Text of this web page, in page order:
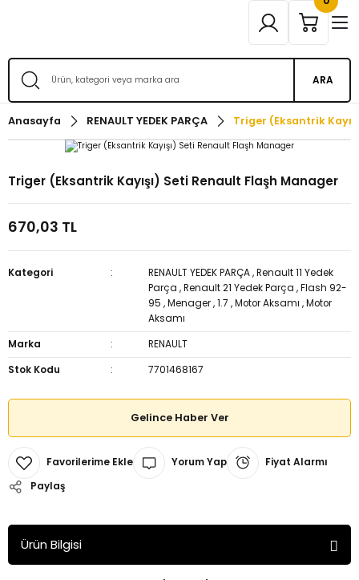
ARA
Anasayfa RENAULT YEDEK PARÇA Triger (Eksantrik
Triger (Eksantrik Kayışı) Seti Renault Flaşh Manager
670,03 TL
Kategori RENAULT YEDEK PARÇA ,Renault 11 Yedek
Parça ,Renault 21 Yedek Parça ,Flash 92-
95 ,Menager ,1.7 ,Motor Aksamı ,Motor
Aksamı
Marka
RENAULT
Stok Kodu
7701468167
Gelince Haber Ver
Yorum Yap
Fiyat Alarmı
Paylaş
Ürün Bilgisi